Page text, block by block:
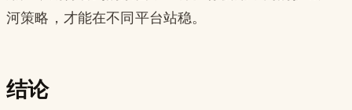
河策略，才能在不同平台站稳。
结论